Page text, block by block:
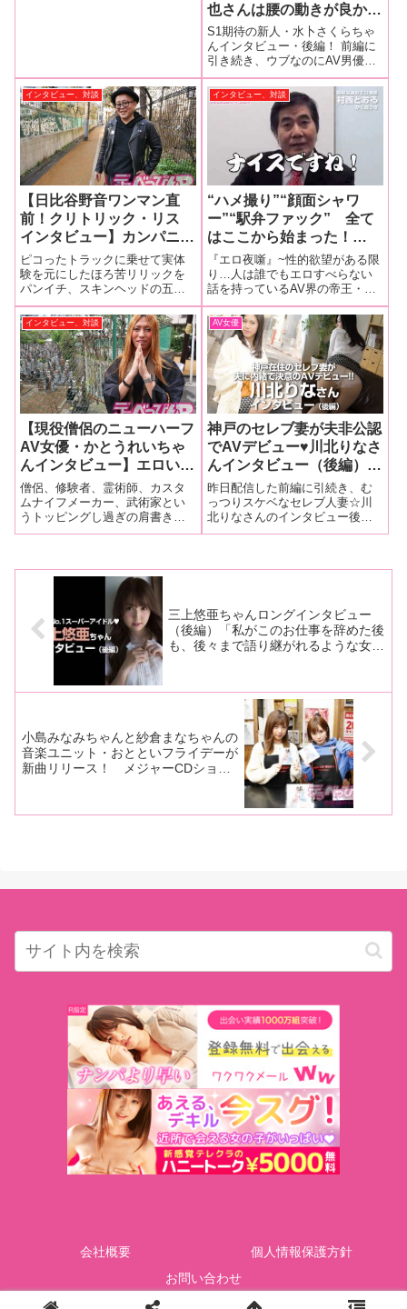
也さんは腰の動きが良かっ
たです。でも一番気持ちよ
かったのはしみけんさん2
回目で落ち着いてきてるっ
ていうのもありました」
「男優さんが積極的な人が
多くて。黒田さんと阿川さ
ん、どっちも良かったで
す」後編
S1期待の新人・水卜さくらちゃ
んインタビュー・後編！ 前編に
引き続き、ウブなのにAV男優が
大好きというさくらちゃんに迫
ります！デビュー作で憧れの南
佳也とするも一番良かったのは
インタビュー、対談
【日比谷野音ワンマン直
前！クリトリック・リス
インタビュー】カンパニー
松尾プロデュースの最新
MV『ちゃう』はYOU
TUBE規制ギリギリ⁉「も
う、黒田さんの出てるAV
ではヌケなくなりました…
先輩とダブるんで…」前編
ピコったトラックに乗せて実体
験を元にしたほろ苦リリックを
パンイチ、スキンヘッドの五十
路男がアジる異能のミュージシ
ャン・パフォーマー。一部好事
家から熱狂的支持を獲る関西ス
カムの秘密兵器クリトリック・
リスことスギム。巷で話題の最
新MVからニュー
インタビュー、対談
“ハメ撮り”“顔面シャワ
ー”“駅弁ファック” 全て
はここから始まった！
（１）
『エロ夜噺』~性的欲望がある限
り…人は誰でもエロすべらない
話を持っているAV界の帝王・村
西とおるがデラべっぴんに見
参！８０年代に性春を過ごした
男性で村西とおるを知らない者
はいないだろう。だが氏を知ら
ない若い読者の為に説明する
と、『ハメ撮り』
インタビュー、対談
【現役僧侶のニューハーフ
AV女優・かとうれいちゃ
んインタビュー】エロい話
から怖い話まで振り幅あり
すぎ！「最初の撮影のとき
は嬉し泣きしました！ 3
年の努力が報われて。お坊
まま死んでもいいって思い
ました」前編
僧侶、修験者、霊術師、カスタ
ムナイフメーカー、武術家とい
うトッピングし過ぎの肩書きを
持つニューハーフAV女優・かと
ンツにパーカー地下着と露出度
高めのギャルな出で立ちで登場
したれいちゃんで
AV女優
神戸のセレブ妻が夫非公認
でAVデビュー♥川北りなさ
んインタビュー（後編）
「今も撮影のたびに神戸か
ら出て来てますが、撮影日
が近づくとワクワクです
ね。可愛い洋服を買いに行
たり、なんだか遠足みたい
昨日配信した前編に引続き、む
っつりスケベなセレブ人妻☆川
北りなさんのインタビュー後編
をお送りします！
三上悠亜ちゃんロングインタビュー
（後編）「私がこのお仕事を辞めた後
も、後々まで語り継がれるような女優
小島みなみちゃんと紗倉まなちゃんの
音楽ユニット・おとといフライデーが
新曲リリース！ メジャーCDショッ
ト！】
会社概要
個人情報保護方針
お問い合わせ